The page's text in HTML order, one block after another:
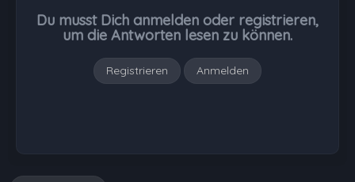
Du musst Dich anmelden oder registrieren,
um die Antworten lesen zu können.
Registrieren Anmelden